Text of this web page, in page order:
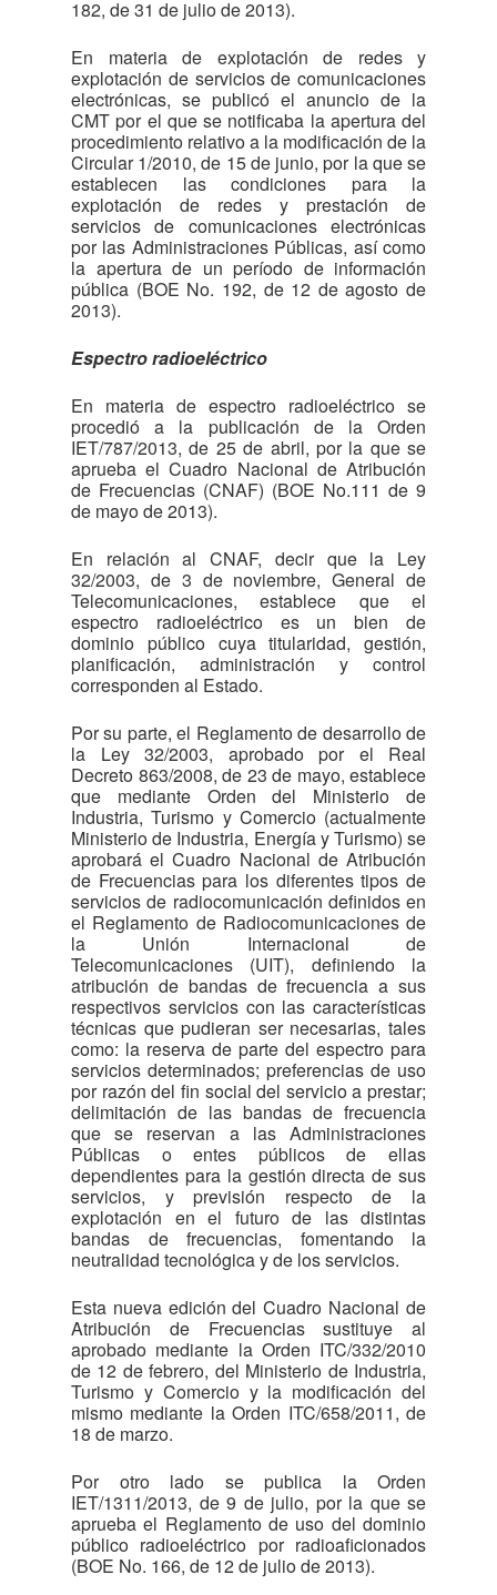
182, de 31 de julio de 2013).
En materia de explotación de redes y
explotación de servicios de comunicaciones
electrónicas, se publicó el anuncio de la
CMT por el que se notificaba la apertura del
procedimiento relativo a la modificación de la
Circular 1/2010, de 15 de junio, por la que se
establecen las condiciones para la
explotación de redes y prestación de
servicios de comunicaciones electrónicas
por las Administraciones Públicas, así como
la apertura de un período de información
pública (BOE No. 192, de 12 de agosto de
2013).
Espectro radioeléctrico
En materia de espectro radioeléctrico se
procedió a la publicación de la Orden
IET/787/2013, de 25 de abril, por la que se
aprueba el Cuadro Nacional de Atribución
de Frecuencias (CNAF) (BOE No.111 de 9
de mayo de 2013).
En relación al CNAF, decir que la Ley
32/2003, de 3 de noviembre, General de
Telecomunicaciones, establece que el
espectro radioeléctrico es un bien de
dominio público cuya titularidad, gestión,
planificación, administración y control
corresponden al Estado.
Por su parte, el Reglamento de desarrollo de
la Ley 32/2003, aprobado por el Real
Decreto 863/2008, de 23 de mayo, establece
que mediante Orden del Ministerio de
Industria, Turismo y Comercio (actualmente
Ministerio de Industria, Energía y Turismo) se
aprobará el Cuadro Nacional de Atribución
de Frecuencias para los diferentes tipos de
servicios de radiocomunicación definidos en
el Reglamento de Radiocomunicaciones de
la Unión Internacional de
Telecomunicaciones (UIT), definiendo la
atribución de bandas de frecuencia a sus
respectivos servicios con las características
técnicas que pudieran ser necesarias, tales
como: la reserva de parte del espectro para
servicios determinados; preferencias de uso
por razón del fin social del servicio a prestar;
delimitación de las bandas de frecuencia
que se reservan a las Administraciones
Públicas o entes públicos de ellas
dependientes para la gestión directa de sus
servicios, y previsión respecto de la
explotación en el futuro de las distintas
bandas de frecuencias, fomentando la
neutralidad tecnológica y de los servicios.
Esta nueva edición del Cuadro Nacional de
Atribución de Frecuencias sustituye al
aprobado mediante la Orden ITC/332/2010
de 12 de febrero, del Ministerio de Industria,
Turismo y Comercio y la modificación del
mismo mediante la Orden ITC/658/2011, de
18 de marzo.
Por otro lado se publica la Orden
IET/1311/2013, de 9 de julio, por la que se
aprueba el Reglamento de uso del dominio
público radioeléctrico por radioaficionados
(BOE No. 166, de 12 de julio de 2013).